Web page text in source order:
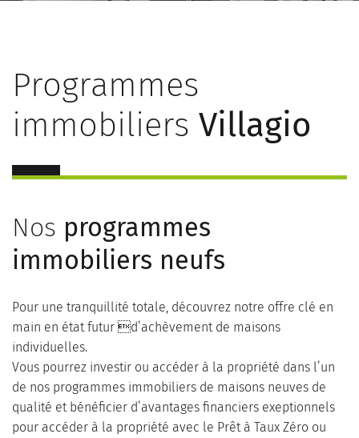
Programmes
immobiliers Villagio
Nos programmes
immobiliers neufs
Pour une tranquillité totale, découvrez notre offre clé en
main en état futur d’achèvement de maisons
individuelles.
Vous pourrez investir ou accéder à la propriété dans l’un
de nos programmes immobiliers de maisons neuves de
qualité et bénéficier d’avantages financiers exeptionnels
pour accéder à la propriété avec le Prêt à Taux Zéro ou